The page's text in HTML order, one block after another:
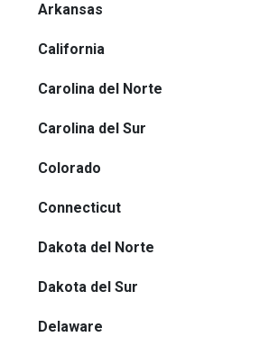
Arkansas
California
Carolina del Norte
Carolina del Sur
Colorado
Connecticut
Dakota del Norte
Dakota del Sur
Delaware